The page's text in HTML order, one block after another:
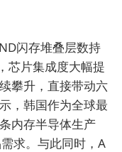
闪存堆叠层数持
芯片集成度大幅提
攀升，直接带动六
，韩国作为全球最
内存半导体生产
求。与此同时，A